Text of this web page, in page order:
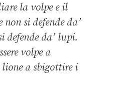
la volpe e il
si defende da’
defende da’ lupi.
volpe a
lione a sbigottire i